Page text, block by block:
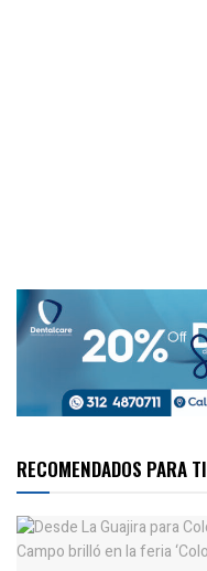
RECOMENDADOS PARA TI